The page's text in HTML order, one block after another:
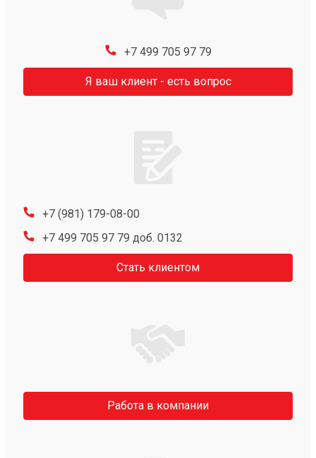
+7 499 705 97 79
Я ваш клиент - есть вопрос
+7 (981) 179-08-00
+7 499 705 97 79 доб. 0132
Стать клиентом
Работа в компании